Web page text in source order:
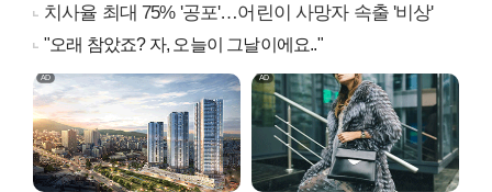
치사율 최대 75% '공포'…어린이 사망자 속출 '비상'
"오래 참았죠? 자, 오늘이 그날이에요.."